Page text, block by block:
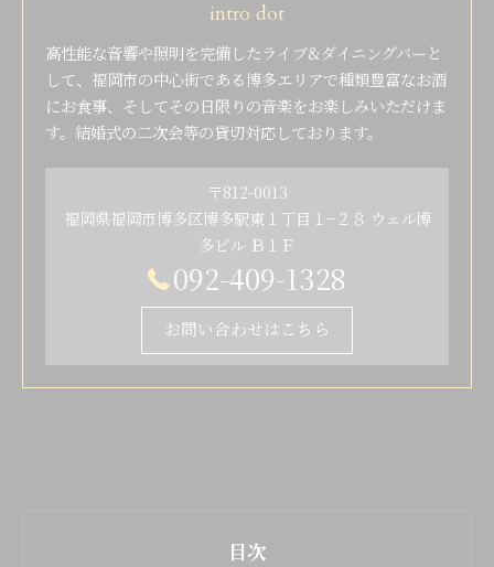
intro dot
高性能な音響や照明を完備したライブ&ダイニングバーと
して、福岡市の中心街である博多エリアで種類豊富なお酒
にお食事、そしてその日限りの音楽をお楽しみいただけま
す。結婚式の二次会等の貸切対応しております。
〒812-0013
福岡県福岡市博多区博多駅東１丁目１−２８ ウェル博
多ビル Ｂ１Ｆ
092-409-1328
お問い合わせはこちら
目次